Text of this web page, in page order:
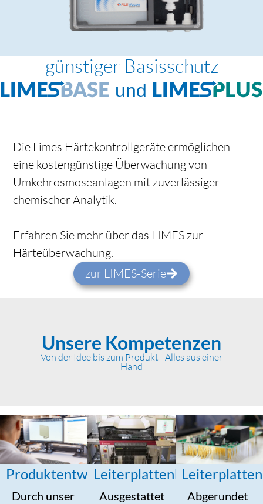
günstiger Basisschutz
LimesBASE und LimesPLUS
Die Limes Härtekontrollgeräte ermöglichen
eine kostengünstige Überwachung von
Umkehrosmoseanlagen mit zuverlässiger
chemischer Analytik.
Erfahren Sie mehr über das LIMES zur
Härteüberwachung.
zur LIMES-Serie
Unsere Kompetenzen
Von der Idee bis zum Produkt - Alles aus einer
Hand
Produktentwicklung
Durch unser
Leiterplattenbestückung
Ausgestattet
Abgerundet